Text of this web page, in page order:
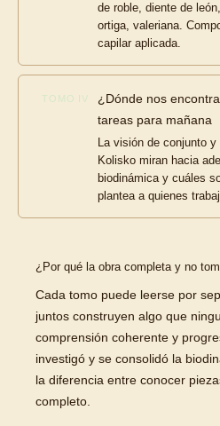
de roble, diente de
ortiga, valeriana.
capilar aplicada.
TOMO IV
¿Dónde nos
tareas para mañana
La visión de conjunto
Kolisko miran hacia
biodinámica y cuáles
plantea a quienes
¿Por qué la obra completa y no
Cada tomo puede leerse por
juntos construyen algo que
comprensión coherente y
investigó y se consolidó la
la diferencia entre conocer
completo.